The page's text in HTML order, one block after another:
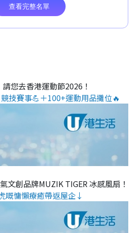
請您去香港運動節2026！
技賽事💪＋100+運動用品攤位🔥
文創品牌MUZIK TIGER 冰感風扇！
嘅慵懶療癒帶返屋企↓